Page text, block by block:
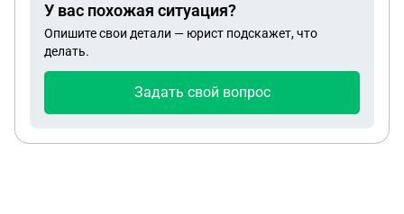
сам без родителей обратиться к нотариусу и
заверить документы?
У вас похожая ситуация?
Опишите свои детали — юрист подскажет, что
делать.
Задать свой вопрос